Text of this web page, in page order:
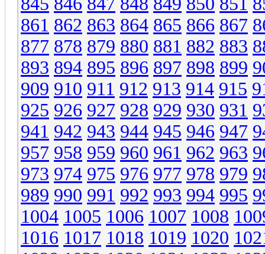
861 862 863 864 865 866 867
877 878 879 880 881 882 883
893 894 895 896 897 898 899
909 910 911 912 913 914 915
925 926 927 928 929 930 931
941 942 943 944 945 946 947
957 958 959 960 961 962 963
973 974 975 976 977 978 979
989 990 991 992 993 994 995
1004 1005 1006 1007 1008
1016 1017 1018 1019 1020